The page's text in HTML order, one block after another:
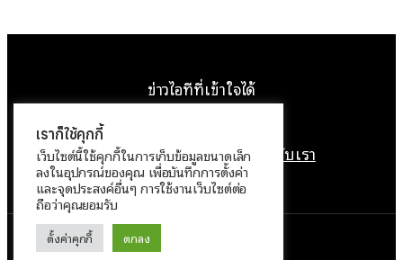
ข่าวไอทีที่เข้าใจได้
หน้าแรกติดต่อเราลิขสิทธิ์เกี่ยวกับเรา
นโยบายข้อมูลส่วนบุคคล
ทำงานด้วย
เราก็ใช้คุกกี้
เว็บไซต์นี้ใช้คุกกี้ในการเก็บข้อมูลขนาดเล็ก
ลงในอุปกรณ์ของคุณ เพื่อบันทึกการตั้งค่า
และจุดประสงค์อื่นๆ การใช้งานเว็บไซต์ต่อ
ถือว่าคุณยอมรับ
ตั้งค่าคุกกี้ ตกลง